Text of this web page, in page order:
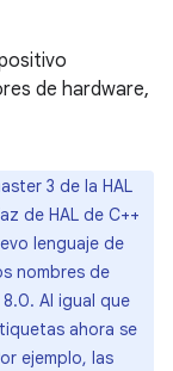
de hardware,
3 de la HAL
de HAL de C++
lenguaje de
nombres de
Al igual que
ahora se
ejemplo, las